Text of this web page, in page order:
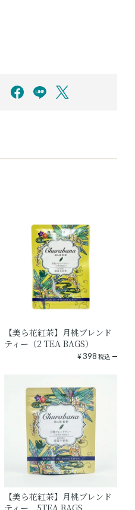
【美ら花紅茶】月桃ブレンド
ティー（2 TEA BAGS）
¥398 税込
【美ら花紅茶】月桃ブレンド